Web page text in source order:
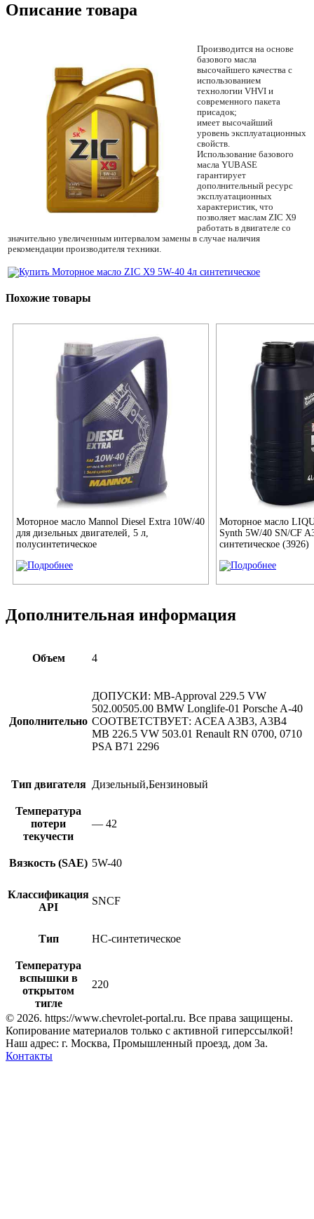
Описание товара
Производится на основе
базового масла
высочайшего качества с
использованием
технологии VHVI и
современного пакета
присадок;
имеет высочайший
уровень эксплуатационных
свойств.
Использование базового
масла YUBASE
гарантирует
дополнительный ресурс
эксплуатационных
характеристик, что
позволяет маслам ZIC X9
работать в двигателе со
значительно увеличенным интервалом замены в случае наличия
рекомендации производителя техники.
Похожие товары
Моторное масло Mannol Diesel Extra 10W/40
для дизельных двигателей, 5 л,
полусинтетическое
Моторное масло
Synth 5W/40 SN/CF
синтетическое (3926)
Дополнительная информация
Объем 4
Дополнительно
ДОПУСКИ: MB-Approval 229.5 VW
502.00505.00 BMW Longlife-01 Porsche A-40
СООТВЕТСТВУЕТ: ACEA A3B3, A3B4
MB 226.5 VW 503.01 Renault RN 0700, 0710
PSA B71 2296
Тип двигателя Дизельный,Бензиновый
Температура
потери
текучести
— 42
Вязкость (SAE) 5W-40
Классификация
API
SNCF
Тип HC-синтетическое
Температура
вспышки в
открытом
тигле
220
© 2026. https://www.chevrolet-portal.ru. Все права защищены.
Копирование материалов только с активной гиперссылкой!
Наш адрес: г. Москва, Промышленный проезд, дом 3а.
Контакты